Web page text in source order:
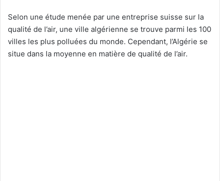
Selon une étude menée par une entreprise suisse sur la
qualité de l’air, une ville algérienne se trouve parmi les 100
villes les plus polluées du monde. Cependant, l’Algérie se
situe dans la moyenne en matière de qualité de l’air.